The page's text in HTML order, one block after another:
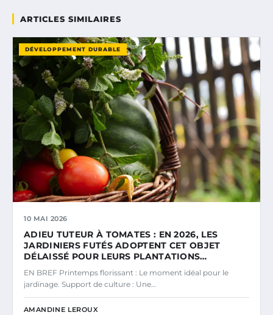
ARTICLES SIMILAIRES
DÉVELOPPEMENT DURABLE
10 MAI 2026
ADIEU TUTEUR À TOMATES : EN 2026, LES
JARDINIERS FUTÉS ADOPTENT CET OBJET
DÉLAISSÉ POUR LEURS PLANTATIONS…
EN BREF Printemps florissant : Le moment idéal pour le
jardinage. Support de culture : Une…
AMANDINE LEROUX